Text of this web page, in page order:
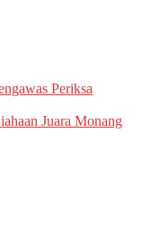
Periksa
Juara Monang